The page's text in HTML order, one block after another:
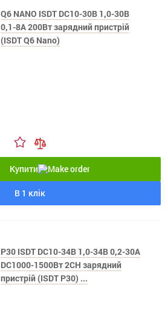
Q6 NANO ISDT DC10-30В 1,0-30В
0,1-8А 200Вт зарядний пристрій
(ISDT Q6 Nano)
Купити
В 1 клік
P30 ISDT DC10-34В 1,0-34В 0,2-30А
DC1000-1500Вт 2CH зарядний
пристрій (ISDT P30) ...